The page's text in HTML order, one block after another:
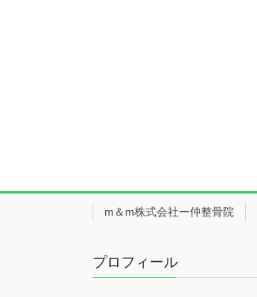
m＆m株式会社ー仲整骨院
プロフィール